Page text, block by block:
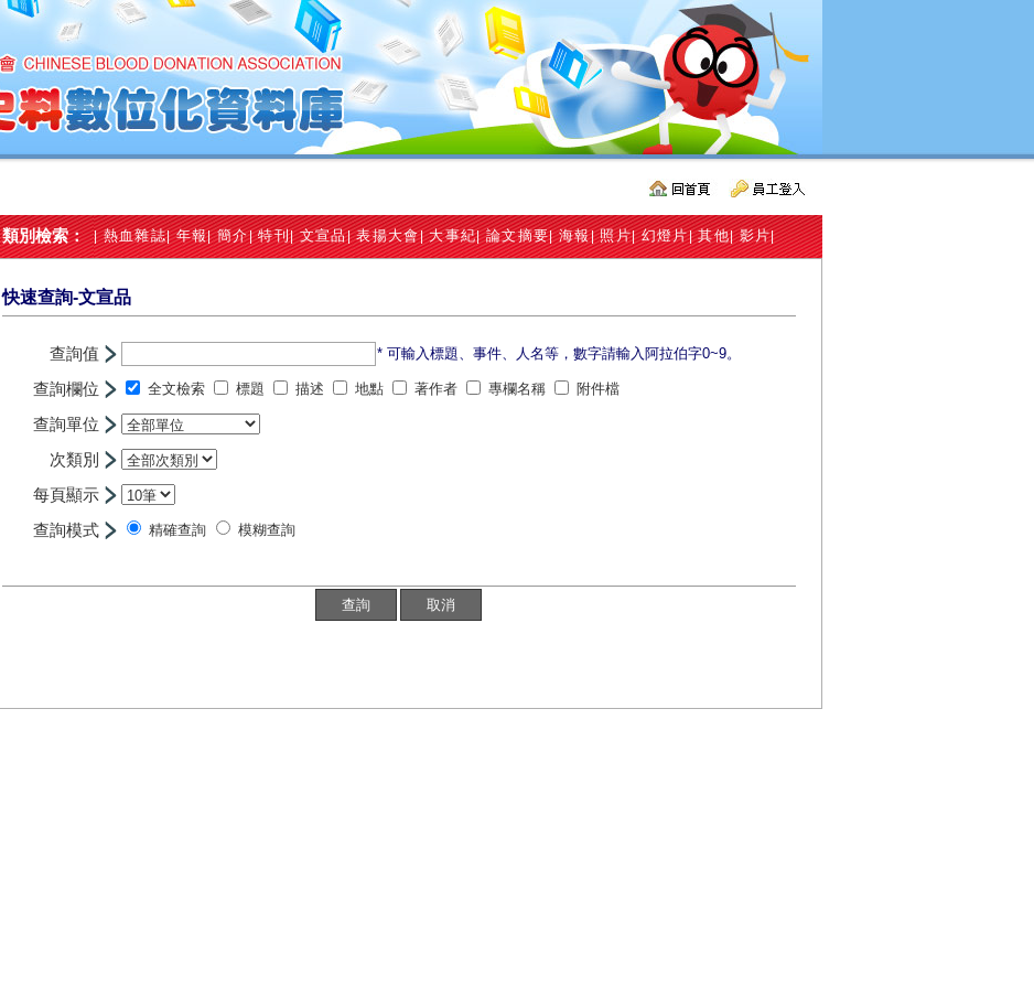
類別檢索： |熱血雜誌|年報|簡介|特刊|文宣品|表揚大會|大事紀|論文摘要|海報|照片|幻燈片|其他|影片|
快速查詢-文宣品
查詢值 * 可輸入標題、事件、人名等，數字請輸入阿拉伯字0~9。
查詢欄位 全文檢索 標題 描述 地點 著作者 專欄名稱 附件檔
查詢單位
次類別
每頁顯示
查詢模式
精確查詢 模糊查詢